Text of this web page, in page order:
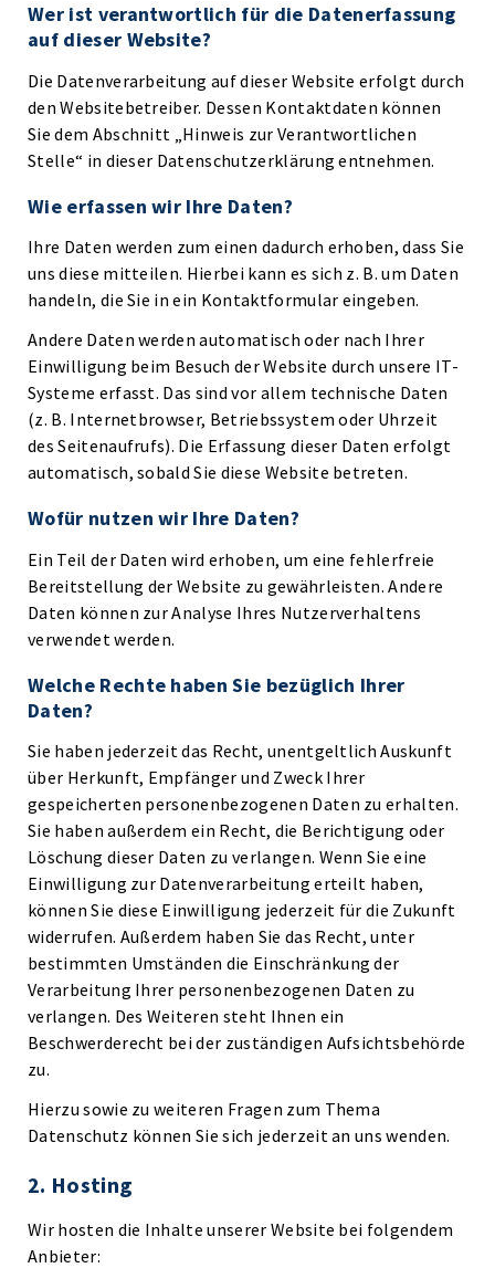
Wer ist verantwortlich für die Datenerfassung
auf dieser Website?
Die Datenverarbeitung auf dieser Website erfolgt durch
den Websitebetreiber. Dessen Kontaktdaten können
Sie dem Abschnitt „Hinweis zur Verantwortlichen
Stelle“ in dieser Datenschutzerklärung entnehmen.
Wie erfassen wir Ihre Daten?
Ihre Daten werden zum einen dadurch erhoben, dass Sie
uns diese mitteilen. Hierbei kann es sich z. B. um Daten
handeln, die Sie in ein Kontaktformular eingeben.
Andere Daten werden automatisch oder nach Ihrer
Einwilligung beim Besuch der Website durch unsere IT-
Systeme erfasst. Das sind vor allem technische Daten
(z. B. Internetbrowser, Betriebssystem oder Uhrzeit
des Seitenaufrufs). Die Erfassung dieser Daten erfolgt
automatisch, sobald Sie diese Website betreten.
Wofür nutzen wir Ihre Daten?
Ein Teil der Daten wird erhoben, um eine fehlerfreie
Bereitstellung der Website zu gewährleisten. Andere
Daten können zur Analyse Ihres Nutzerverhaltens
verwendet werden.
Welche Rechte haben Sie bezüglich Ihrer
Daten?
Sie haben jederzeit das Recht, unentgeltlich Auskunft
über Herkunft, Empfänger und Zweck Ihrer
gespeicherten personenbezogenen Daten zu erhalten.
Sie haben außerdem ein Recht, die Berichtigung oder
Löschung dieser Daten zu verlangen. Wenn Sie eine
Einwilligung zur Datenverarbeitung erteilt haben,
können Sie diese Einwilligung jederzeit für die Zukunft
widerrufen. Außerdem haben Sie das Recht, unter
bestimmten Umständen die Einschränkung der
Verarbeitung Ihrer personenbezogenen Daten zu
verlangen. Des Weiteren steht Ihnen ein
Beschwerderecht bei der zuständigen Aufsichtsbehörde
zu.
Hierzu sowie zu weiteren Fragen zum Thema
Datenschutz können Sie sich jederzeit an uns wenden.
2. Hosting
Wir hosten die Inhalte unserer Website bei folgendem
Anbieter: